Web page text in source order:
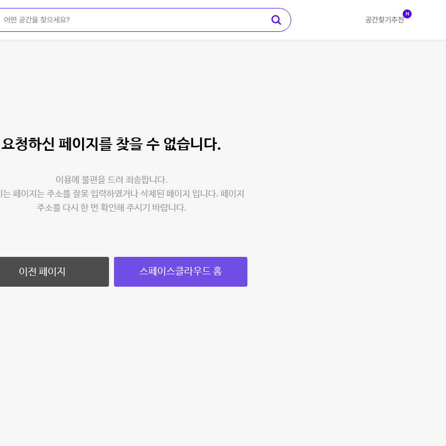
공간찾기 추천
N
요청하신 페이지를 찾을 수 없습니다.
이용에 불편을 드려 죄송합니다.
는 페이지는 주소를 잘못 입력하였거나 삭제된 페이지 입니다. 페이지
주소를 다시 한 번 확인해 주시기 바랍니다.
이전 페이지 스페이스클라우드 홈